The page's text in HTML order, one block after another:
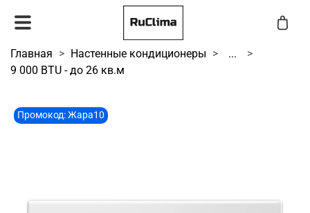
Главная Настенные кондиционеры
...
9 000 BTU - до 26 кв.м
Промокод: Жара10